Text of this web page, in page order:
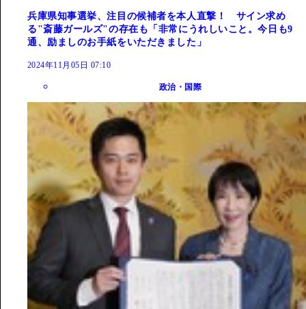
兵庫県知事選挙、注目の候補者を本人直撃！ サイン求め
る"斎藤ガールズ"の存在も「非常にうれしいこと。今日も9
通、励ましのお手紙をいただきました」
2024年11月05日 07:10
政治・国際